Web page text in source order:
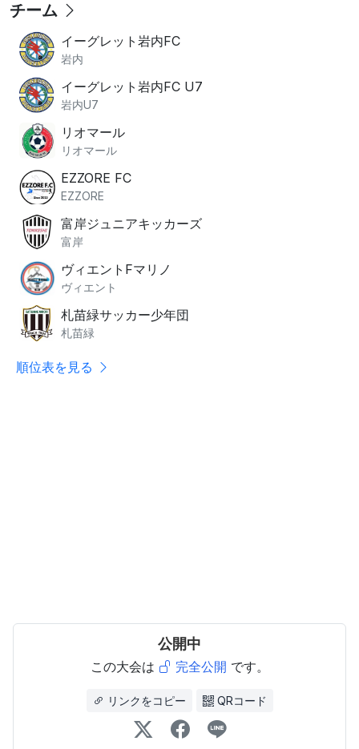
チーム
イーグレット岩内FC
岩内
イーグレット岩内FC U7
岩内U7
リオマール
リオマール
EZZORE FC
EZZORE
富岸ジュニアキッカーズ
富岸
ヴィエントFマリノ
ヴィエント
札苗緑サッカー少年団
札苗緑
順位表を見る
公開中
この大会は 完全公開 です。
リンクをコピー QRコード